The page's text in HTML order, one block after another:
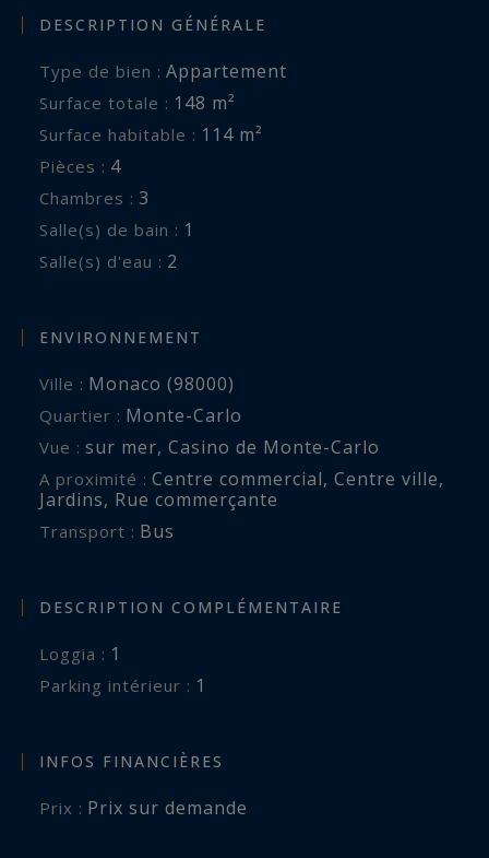
Sotheby's International Realty.
DESCRIPTION GÉNÉRALE
Type de bien : Appartement
Surface totale : 148 m²
Surface habitable : 114 m²
Pièces : 4
Chambres : 3
Salle(s) de bain : 1
Salle(s) d'eau : 2
ENVIRONNEMENT
Ville : Monaco (98000)
Quartier : Monte-Carlo
Vue : sur mer, Casino de Monte-Carlo
A proximité : Centre commercial, Centre ville,
Jardins, Rue commerçante
Transport : Bus
DESCRIPTION COMPLÉMENTAIRE
loggia : 1
parking intérieur : 1
INFOS FINANCIÈRES
Prix : Prix sur demande